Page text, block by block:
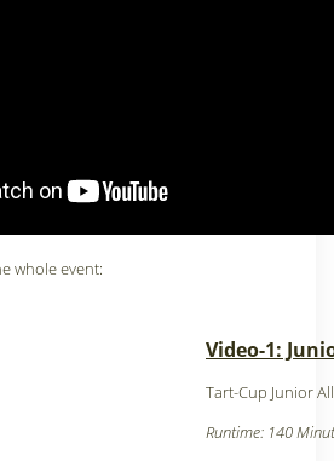
whole event:
Video-1:
Tart-Cup Junior
Runtime: 140